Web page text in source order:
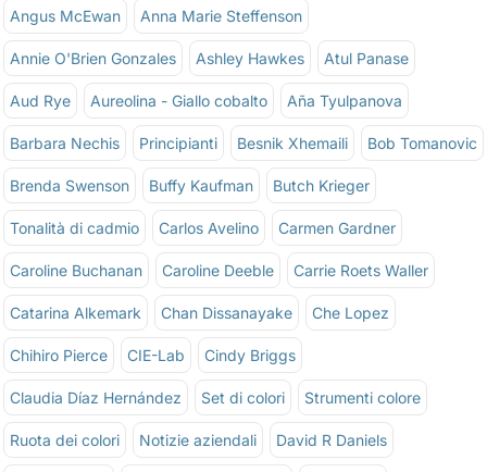
Angus McEwan Anna Marie Steffenson
Annie O'Brien Gonzales Ashley Hawkes Atul Panase
Aud Rye Aureolina - Giallo cobalto Aña Tyulpanova
Barbara Nechis Principianti Besnik Xhemaili Bob Tomanovic
Brenda Swenson Buffy Kaufman Butch Krieger
Tonalità di cadmio Carlos Avelino Carmen Gardner
Caroline Buchanan Caroline Deeble Carrie Roets Waller
Catarina Alkemark Chan Dissanayake Che Lopez
Chihiro Pierce CIE-Lab Cindy Briggs
Claudia Díaz Hernández Set di colori Strumenti colore
Ruota dei colori Notizie aziendali David R Daniels